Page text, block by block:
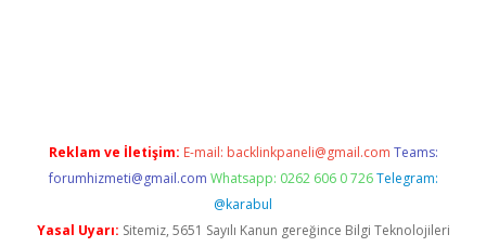
Reklam ve İletişim: E-mail: backlinkpaneli@gmail.com Teams:
forumhizmeti@gmail.com Whatsapp: 0262 606 0 726 Telegram:
@karabul
Yasal Uyarı: Sitemiz, 5651 Sayılı Kanun gereğince Bilgi Teknolojileri